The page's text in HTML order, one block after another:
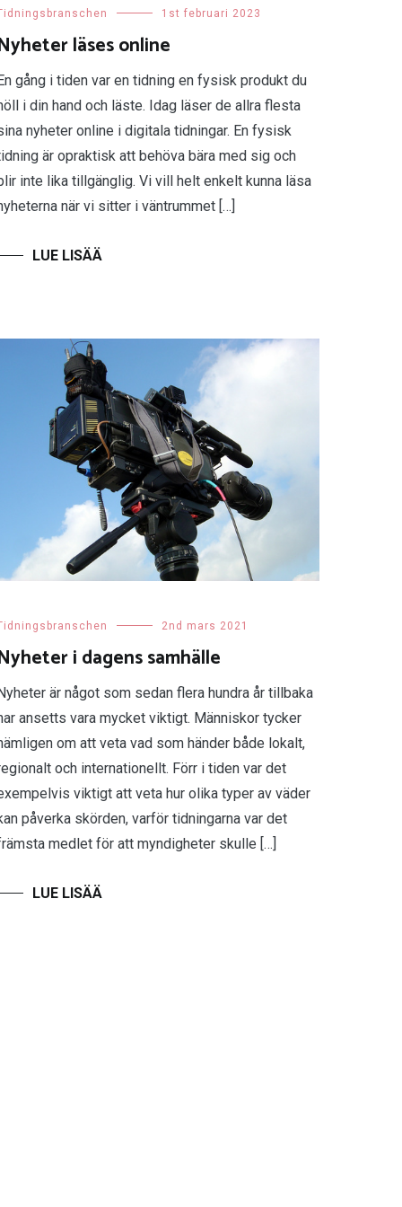
1st februari 2023
läses online
gång i tiden var en tidning en fysisk produkt du
i din hand och läste. Idag läser de allra flesta
nyheter online i digitala tidningar. En fysisk
är opraktisk att behöva bära med sig och
inte lika tillgänglig. Vi vill helt enkelt kunna läsa
när vi sitter i väntrummet […]
2nd mars 2021
i dagens samhälle
är något som sedan flera hundra år tillbaka
ansetts vara mycket viktigt. Människor tycker
om att veta vad som händer både lokalt,
och internationellt. Förr i tiden var det
viktigt att veta hur olika typer av väder
påverka skörden, varför tidningarna var det
medlet för att myndigheter skulle […]